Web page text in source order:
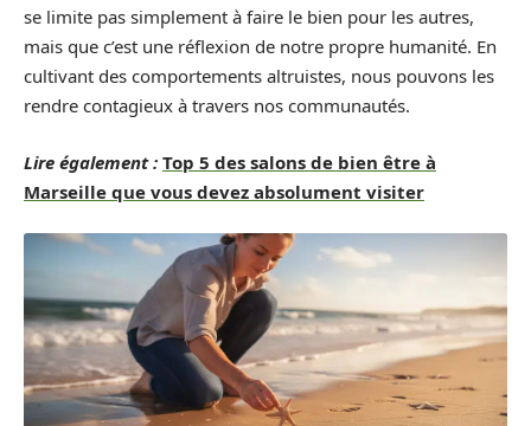
se limite pas simplement à faire le bien pour les autres,
mais que c’est une réflexion de notre propre humanité. En
cultivant des comportements altruistes, nous pouvons les
rendre contagieux à travers nos communautés.
Lire également : Top 5 des salons de bien être à
Marseille que vous devez absolument visiter